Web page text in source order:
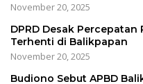
November 20, 2025
DPRD Desak
Terhenti di Balikpapan
November 20, 2025
Budiono Sebut APBD